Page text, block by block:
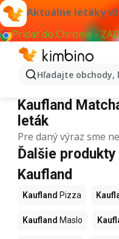
Aktuálne letáky
Pridať do Chrome -
Hľadajte
Kaufland
Kaufland
leták
Pre daný výraz sme
Ďalšie
Kaufland
Kaufland Pizza
Kaufland Maslo